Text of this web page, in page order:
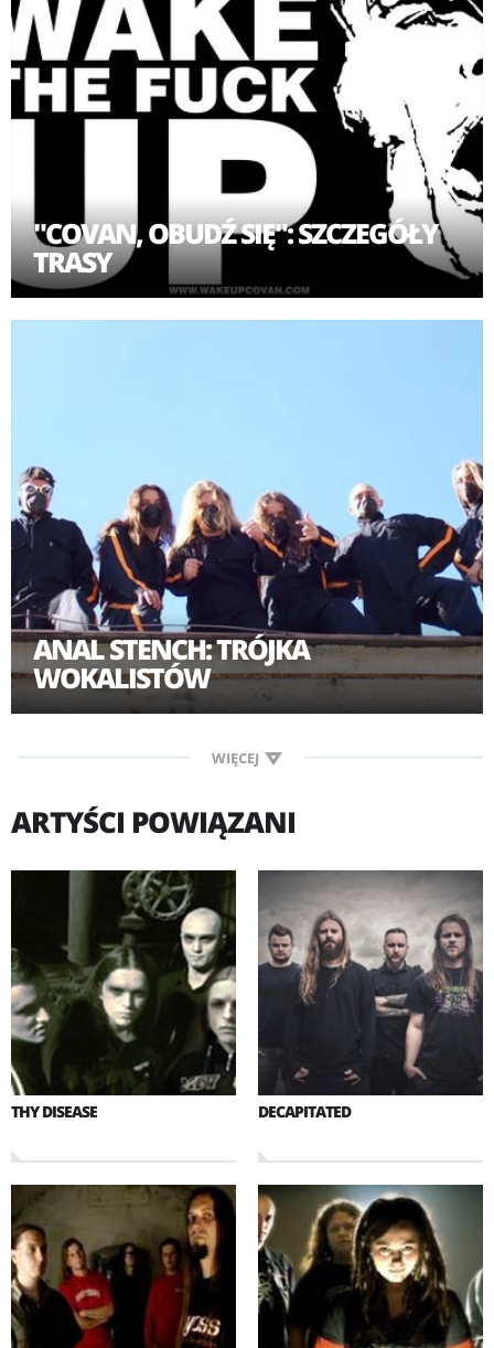
"COVAN, OBUDŹ SIĘ": SZCZEGÓŁY
TRASY
ANAL STENCH: TRÓJKA
WOKALISTÓW
WIĘCEJ
ARTYŚCI POWIĄZANI
THY DISEASE DECAPITATED